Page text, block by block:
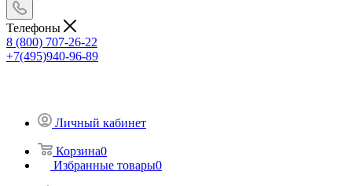
Телефоны
8 (800) 707-26-22
+7(495)940-96-89
Личный кабинет
Корзина0
Избранные товары0